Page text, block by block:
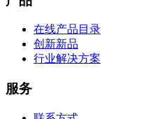
在线产品目录
创新新品
行业解决方案
服务